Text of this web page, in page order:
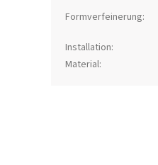
Formverfeinerung:
Installation:
Material: